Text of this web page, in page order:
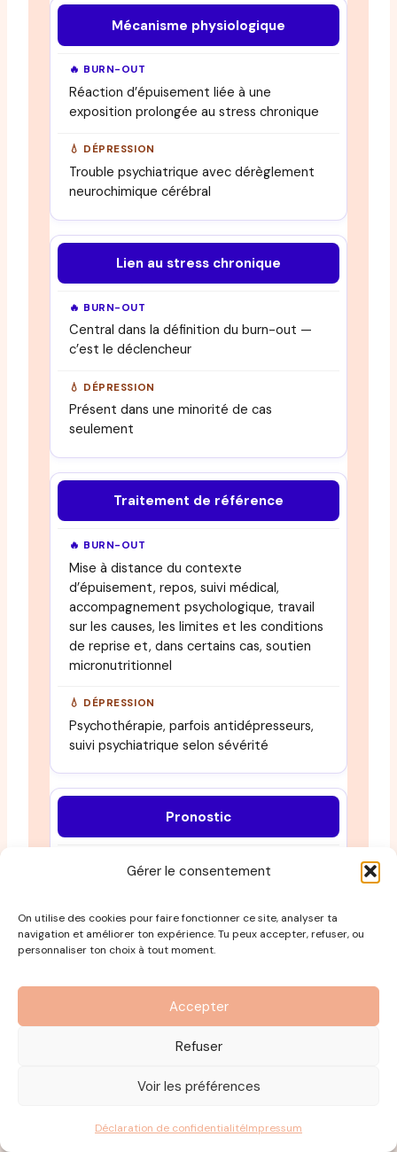
Gérer le consentement
On utilise des cookies pour faire fonctionner ce site, analyser ta
navigation et améliorer ton expérience. Tu peux accepter, refuser, ou
personnaliser ton choix à tout moment.
Accepter
Refuser
Voir les préférences
Déclaration de confidentialitéImpressum
Mécanisme physiologique
Réaction d’épuisement liée à une
exposition prolongée au stress chronique
Trouble psychiatrique avec dérèglement
neurochimique cérébral
Lien au stress chronique
Central dans la définition du burn-out —
c’est le déclencheur
Présent dans une minorité de cas
seulement
Traitement de référence
Mise à distance du contexte
d’épuisement, repos, suivi médical,
accompagnement psychologique, travail
sur les causes, les limites et les conditions
de reprise et, dans certains cas, soutien
micronutritionnel
Psychothérapie, parfois antidépresseurs,
suivi psychiatrique selon sévérité
Pronostic
— peut être récurrent
Tableau pédagogique burnout vs dépression —
Burn-out et dépression peuvent coexister. Seul un